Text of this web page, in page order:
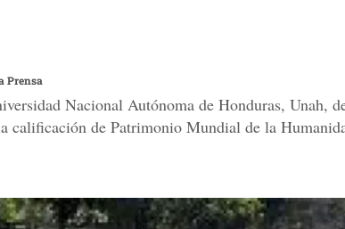
Prensa
Nacional Autónoma de Honduras, Unah,
calificación de Patrimonio Mundial de la